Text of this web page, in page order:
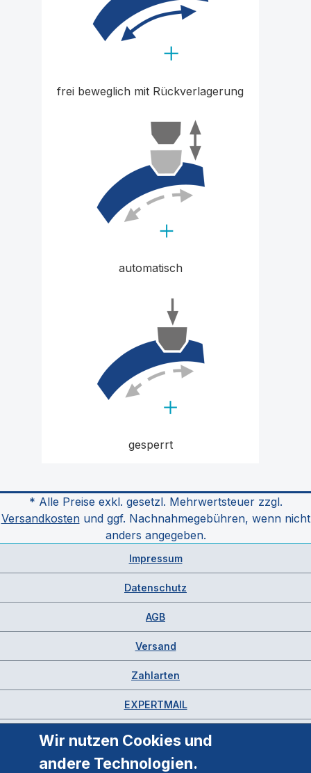
frei beweglich mit Rückverlagerung
automatisch
gesperrt
* Alle Preise exkl. gesetzl. Mehrwertsteuer zzgl.
Versandkostenund ggf. Nachnahmegebühren, wenn nicht
anders angegeben.
Impressum
Datenschutz
AGB
Versand
Zahlarten
EXPERTMAIL
Wir nutzen Cookies und
andere Technologien.